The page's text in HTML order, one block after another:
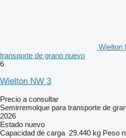
Wielton
transporte de grano nuevo
6
Wielton NW 3
Precio a consultar
Semirremolque para transporte de
2026
Estado nuevo
Capacidad de carga 29.440 kg Peso